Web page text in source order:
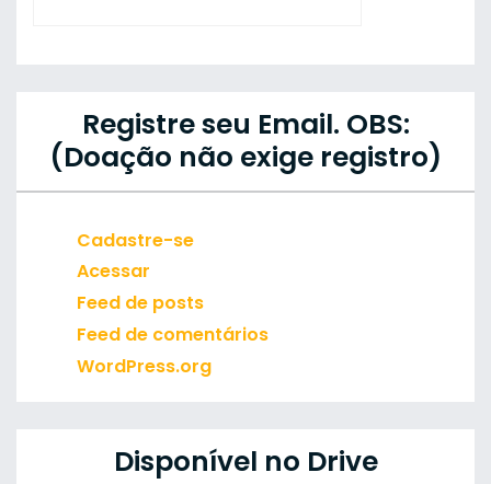
Registre seu Email. OBS:
(Doação não exige registro)
Cadastre-se
Acessar
Feed de posts
Feed de comentários
WordPress.org
Disponível no Drive